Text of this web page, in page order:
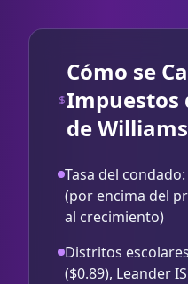
Cómo se
Impuestos
de
Tasa del
(por encima del
al crecimiento)
Distritos
($0.89), Leander